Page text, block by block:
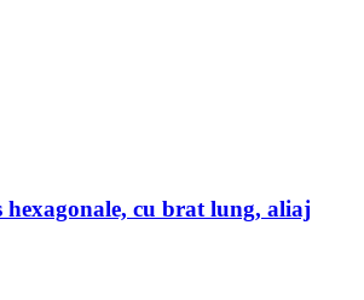
hexagonale, cu brat lung, aliaj